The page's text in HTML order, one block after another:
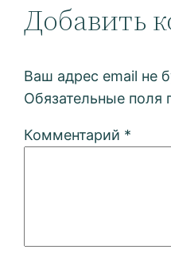
Добавить
Ваш адрес email не
Обязательные поля
Комментарий *